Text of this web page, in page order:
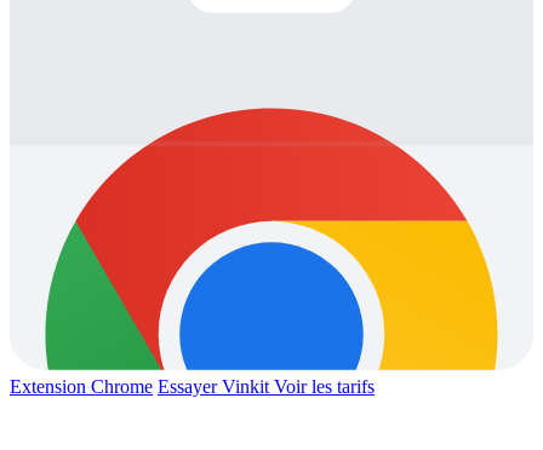
Extension Chrome Essayer Vinkit Voir les tarifs